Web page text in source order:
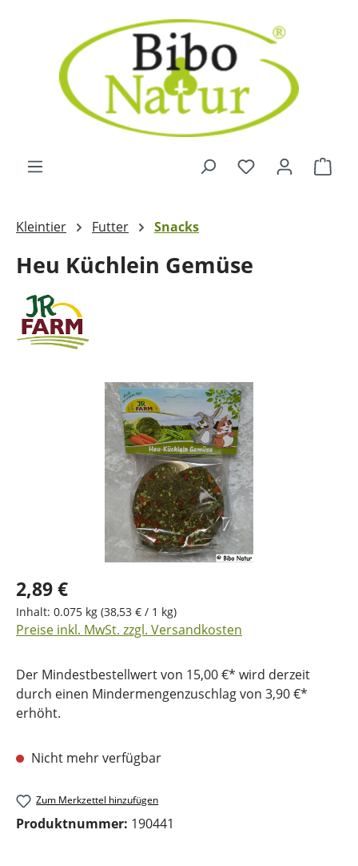
Zum Hauptinhalt springen
Kleintier Futter Snacks
Heu Küchlein Gemüse
Bildergalerie überspringen
2,89 €
Inhalt: 0.075 kg (38,53 € / 1 kg)
Preise inkl. MwSt. zzgl. Versandkosten
Der Mindestbestellwert von 15,00 €* wird derzeit
durch einen Mindermengenzuschlag von 3,90 €*
erhöht.
Nicht mehr verfügbar
Zum Merkzettel hinzufügen
Produktnummer: 190441